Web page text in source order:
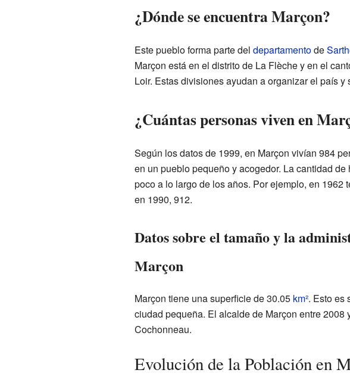
¿Dónde se encuentra Marçon?
Este pueblo forma parte del departamentode
Marçon está en el distrito de La Flèche y en el
Loir. Estas divisiones ayudan a organizar el país y
¿Cuántas personas viven en
Según los datos de 1999, en Marçon vivían 984
en un pueblo pequeño y acogedor. La cantidad
poco a lo largo de los años. Por ejemplo, en 1962
en 1990, 912.
Datos sobre el tamaño y la
Marçon
Marçon tiene una superficie de 30.05 km². Esto es
ciudad pequeña. El alcalde de Marçon entre 2008
Cochonneau.
Evolución de la Población en